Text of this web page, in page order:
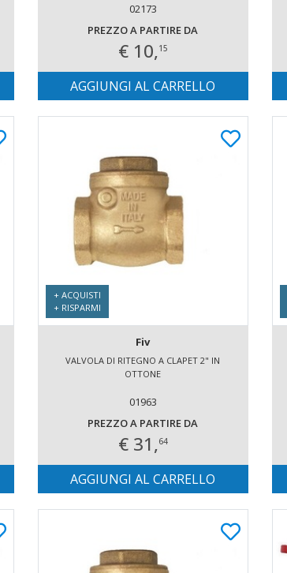
02173
PREZZO A PARTIRE DA
€ 10,15
AGGIUNGI AL CARRELLO
+ ACQUISTI
+ RISPARMI
Fiv
VALVOLA DI RITEGNO A CLAPET 2" IN
OTTONE
01963
PREZZO A PARTIRE DA
€ 31,64
AGGIUNGI AL CARRELLO